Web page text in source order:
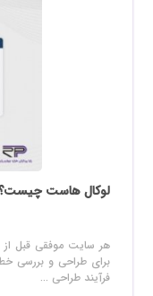
لوکال هاست چیست؟ |
هر سایت موفقی قبل از
برای طراحی و بررسی
فرآیند طراحی ...